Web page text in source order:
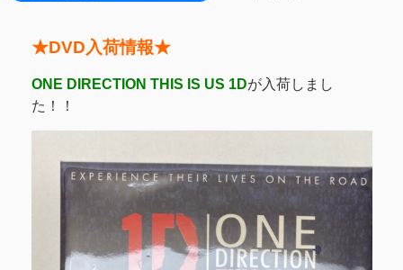
★DVD入荷情報★
ONE DIRECTION THIS IS US 1Dが入荷しまし
た！！